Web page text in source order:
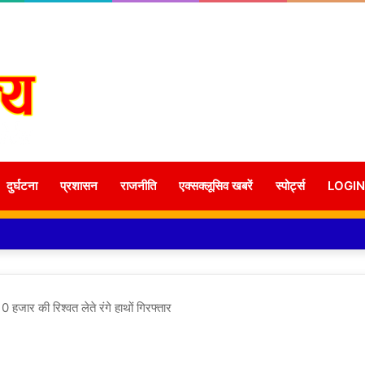
दुर्घटना प्रशासन राजनीति एक्सक्लूसिव खबरें स्पोर्ट्स LOGIN
हजार की रिश्वत लेते रंगे हाथों गिरफ्तार